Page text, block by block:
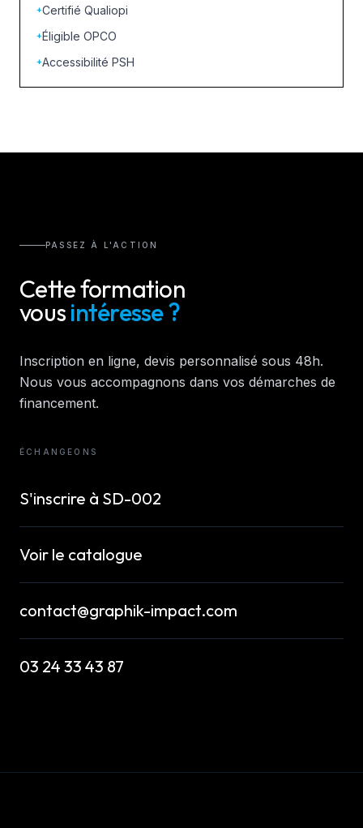
+Certifié Qualiopi
+Éligible OPCO
+Accessibilité PSH
PASSEZ À L'ACTION
Cette formation
vousintéresse ?
Inscription en ligne, devis personnalisé sous 48h.
Nous vous accompagnons dans vos démarches de
financement.
ÉCHANGEONS
S'inscrire à SD-002
Voir le catalogue
contact@graphik-impact.com
03 24 33 43 87